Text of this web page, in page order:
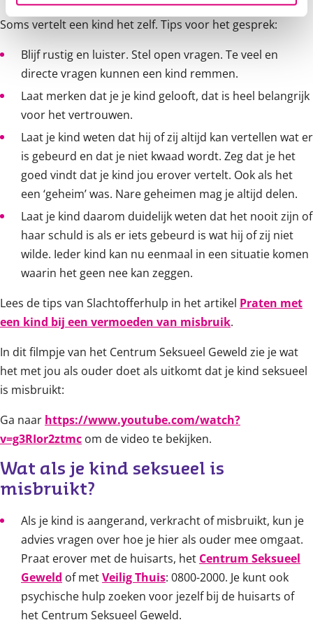
Soms vertelt een kind het zelf. Tips voor het gesprek:
Blijf rustig en luister. Stel open vragen. Te veel en
directe vragen kunnen een kind remmen.
Laat merken dat je je kind gelooft, dat is heel belangrijk
voor het vertrouwen.
Laat je kind weten dat hij of zij altijd kan vertellen wat er
is gebeurd en dat je niet kwaad wordt. Zeg dat je het
goed vindt dat je kind jou erover vertelt. Ook als het
een ‘geheim’ was. Nare geheimen mag je altijd delen.
Laat je kind daarom duidelijk weten dat het nooit zijn of
haar schuld is als er iets gebeurd is wat hij of zij niet
wilde. Ieder kind kan nu eenmaal in een situatie komen
waarin het geen nee kan zeggen.
Lees de tips van Slachtofferhulp in het artikel Praten met
een kind bij een vermoeden van misbruik.
In dit filmpje van het Centrum Seksueel Geweld zie je wat
het met jou als ouder doet als uitkomt dat je kind seksueel
is misbruikt:
Ga naar https://www.youtube.com/watch?
v=g3RIor2ztmc om de video te bekijken.
Wat als je kind seksueel is
misbruikt?
Als je kind is aangerand, verkracht of misbruikt, kun je
advies vragen over hoe je hier als ouder mee omgaat.
Praat erover met de huisarts, het Centrum Seksueel
Geweld of metVeilig Thuis: 0800-2000. Je kunt ook
psychische hulp zoeken voor jezelf bij de huisarts of
het Centrum Seksueel Geweld.